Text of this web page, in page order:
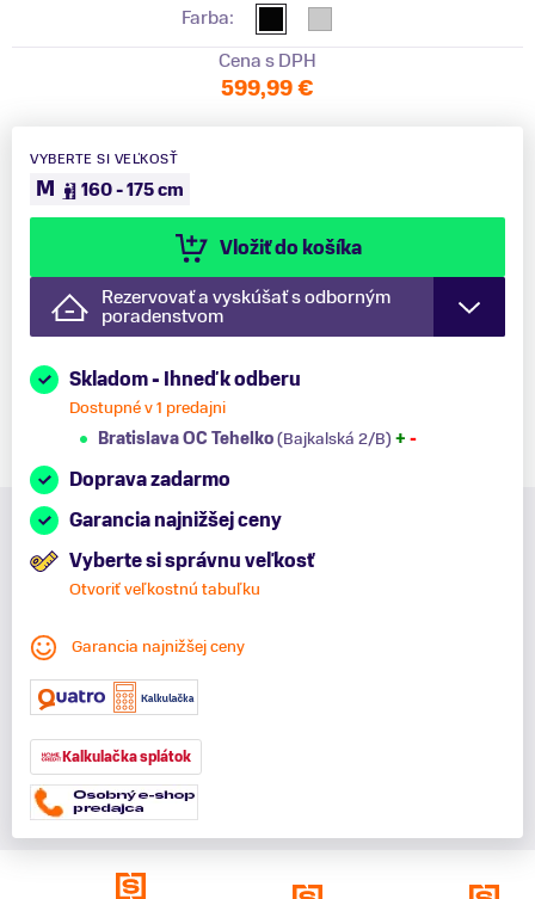
Farba:
Cena s DPH
599,99 €
VYBERTE SI VEĽKOSŤ
M 160 - 175 cm
Vložiť do košíka
Rezervovať a vyskúšať s odborným
poradenstvom
Skladom - Ihneď k odberu
Dostupné v 1 predajni
Bratislava OC Tehelko(Bajkalská 2/B) + -
Doprava zadarmo
Garancia najnižšej ceny
Vyberte si správnu veľkosť
Otvoriť veľkostnú tabuľku
Garancia najnižšej ceny
Kalkulačka splátok